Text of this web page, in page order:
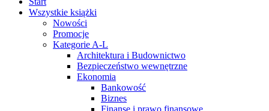
Wszystkie książki
Nowości
Promocje
Kategorie A-L
Architektura i Budownictwo
Bezpieczeństwo wewnętrzne
Ekonomia
Bankowość
Biznes
Finanse i prawo finansowe